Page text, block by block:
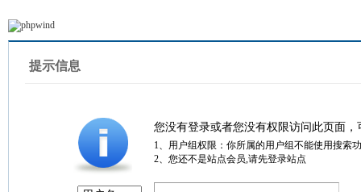
提示信息
您没有登录或者您没有权限访问此页面
1、用户组权限：你所属的用户组不能使用搜索
2、您还不是站点会员,请先登录站点